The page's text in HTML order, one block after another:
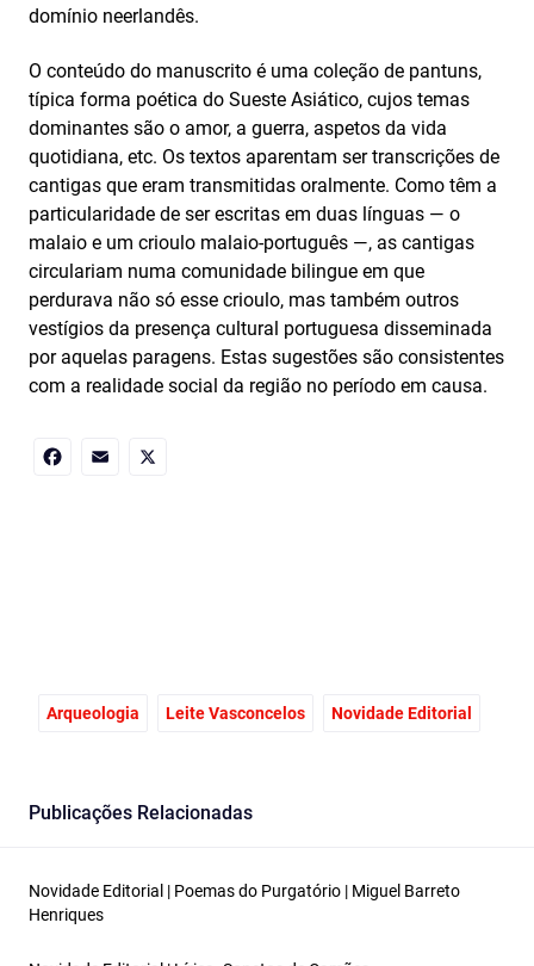
domínio neerlandês.
O conteúdo do manuscrito é uma coleção de pantuns,
típica forma poética do Sueste Asiático, cujos temas
dominantes são o amor, a guerra, aspetos da vida
quotidiana, etc. Os textos aparentam ser transcrições de
cantigas que eram transmitidas oralmente. Como têm a
particularidade de ser escritas em duas línguas — o
malaio e um crioulo malaio-português —, as cantigas
circulariam numa comunidade bilingue em que
perdurava não só esse crioulo, mas também outros
vestígios da presença cultural portuguesa disseminada
por aquelas paragens. Estas sugestões são consistentes
com a realidade social da região no período em causa.
Arqueologia Leite Vasconcelos Novidade Editorial
Publicações Relacionadas
Novidade Editorial | Poemas do Purgatório | Miguel Barreto
Henriques